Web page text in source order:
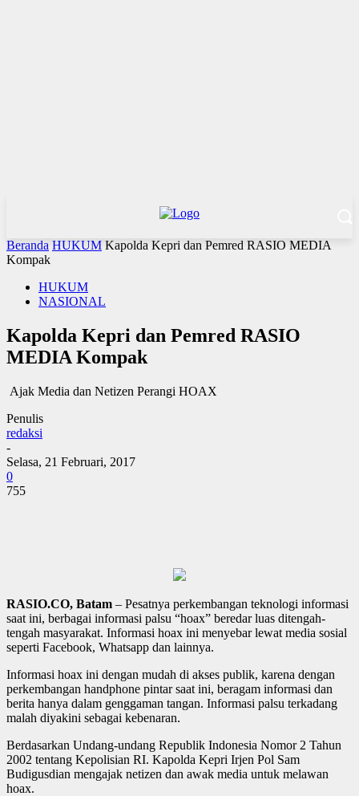
Beranda HUKUM Kapolda Kepri dan Pemred RASIO MEDIA
Kompak
HUKUM
NASIONAL
Kapolda Kepri dan Pemred RASIO
MEDIA Kompak
Ajak Media dan Netizen Perangi HOAX
Penulis
redaksi
-
Selasa, 21 Februari, 2017
0
755
RASIO.CO, Batam – Pesatnya perkembangan teknologi informasi
saat ini, berbagai informasi palsu “hoax” beredar luas ditengah-
tengah masyarakat. Informasi hoax ini menyebar lewat media sosial
seperti Facebook, Whatsapp dan lainnya.
Informasi hoax ini dengan mudah di akses publik, karena dengan
perkembangan handphone pintar saat ini, beragam informasi dan
berita hanya dalam genggaman tangan. Informasi palsu terkadang
malah diyakini sebagai kebenaran.
Berdasarkan Undang-undang Republik Indonesia Nomor 2 Tahun
2002 tentang Kepolisian RI. Kapolda Kepri Irjen Pol Sam
Budigusdian mengajak netizen dan awak media untuk melawan
hoax.